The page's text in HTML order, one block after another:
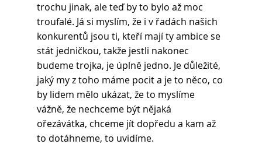
trochu jinak, ale teď by to bylo až moc
troufalé. Já si myslím, že i v řadách našich
konkurentů jsou ti, kteří mají ty ambice se
stát jedničkou, takže jestli nakonec
budeme trojka, je úplně jedno. Je důležité,
jaký my z toho máme pocit a je to něco, co
by lidem mělo ukázat, že to myslíme
vážně, že nechceme být nějaká
ořezávátka, chceme jít dopředu a kam až
to dotáhneme, to uvidíme.